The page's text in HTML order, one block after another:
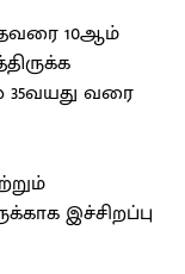
10ஆம்
வரை
இச்சிறப்பு